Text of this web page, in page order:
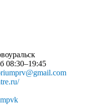
08:30–19:45